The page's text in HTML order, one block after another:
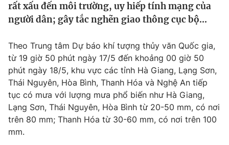
Thế giới
Thế giới đó đây
Câu chuyện quốc tế
Kinh tế
Tài chính
Thị trường
Góc doanh nghiệp
Dữ liệu và đời sống
Truyền hình
Phim VTV
Giải trí
rất xấu đến môi trường, uy hiếp tính mạng của
người dân; gây tắc nghẽn giao thông cục bộ...
Theo Trung tâm Dự báo khí tượng thủy văn Quốc gia,
từ 19 giờ 50 phút ngày 17/5 đến khoảng 00 giờ 50
phút ngày 18/5, khu vực các tỉnh Hà Giang, Lạng Sơn,
Thái Nguyên, Hòa Bình, Thanh Hóa và Nghệ An tiếp
tục có mưa với lượng mưa phổ biến như Hà Giang,
Lạng Sơn, Thái Nguyên, Hòa Bình từ 20-50 mm, có nơi
trên 80 mm; Thanh Hóa từ 30-60 mm, có nơi trên 100
mm.